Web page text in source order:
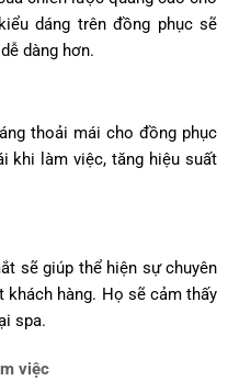
dáng trên đồng phục sẽ
dàng hơn.
thoải mái cho đồng phục
khi làm việc, tăng hiệu suất
sẽ giúp thể hiện sự chuyên
khách hàng. Họ sẽ cảm thấy
spa.
việc